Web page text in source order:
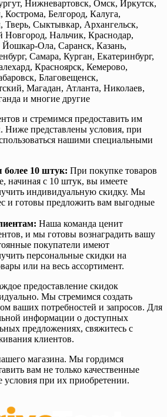
Нижневартовск, Омск, Иркутск,
Белгород, Калуга,
Тверь, Сыктывкар, Архангельск,
Нальчик, Краснодар,
Йошкар-Ола, Саранск, Казань,
Самара, Курган, Екатеринбург,
Красноярск, Кемерово,
Благовещенск,
Магадан, Атланта, Николаев,
и многие другие
и стремимся предоставить им
Ниже представлены условия, при
нашими специальными
более 10 штук: При покупке товаров
начиная с 10 штук, вы имеете
индивидуальную скидку. Мы
и готовы предложить вам выгодные
Наша команда ценит
и мы готовы вознаградить вашу
покупатели имеют
персональные скидки на
или на весь ассортимент.
предоставление скидок
Мы стремимся создать
ваших потребностей и запросов. Для
информации о доступных
предложениях, свяжитесь с
клиентов.
магазина. Мы гордимся
вам не только качественные
при их приобретении.